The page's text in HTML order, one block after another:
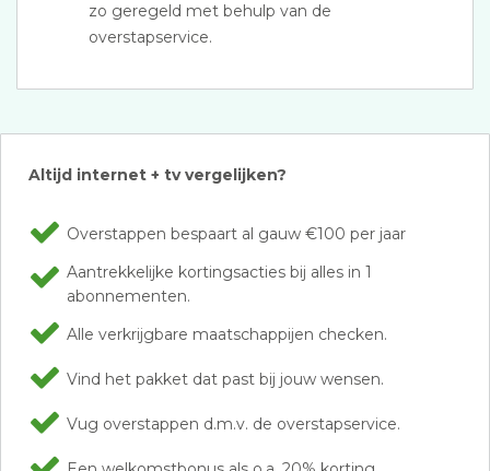
zo geregeld met behulp van de
overstapservice.
Altijd internet + tv vergelijken?
Overstappen bespaart al gauw €100 per jaar
Aantrekkelijke kortingsacties bij alles in 1
abonnementen.
Alle verkrijgbare maatschappijen checken.
Vind het pakket dat past bij jouw wensen.
Vug overstappen d.m.v. de overstapservice.